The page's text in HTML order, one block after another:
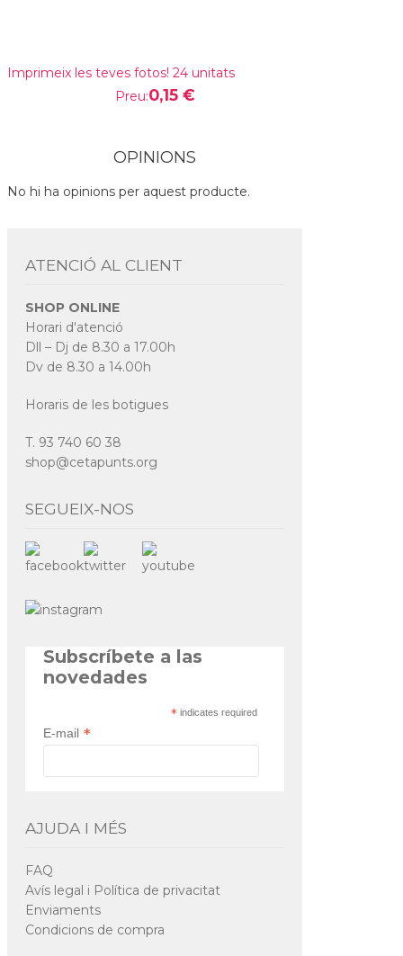
Imprimeix les teves fotos! 24 unitats
Preu:0,15 €
OPINIONS
No hi ha opinions per aquest producte.
ATENCIÓ AL CLIENT
SHOP ONLINE
Horari d'atenció
Dll – Dj de 8.30 a 17.00h
Dv de 8.30 a 14.00h
Horaris de les botigues
T. 93 740 60 38
shop@cetapunts.org
SEGUEIX-NOS
Subscríbete a las
novedades
* indicates required
E-mail *
AJUDA I MÉS
FAQ
Avís legal i Política de privacitat
Enviaments
Condicions de compra